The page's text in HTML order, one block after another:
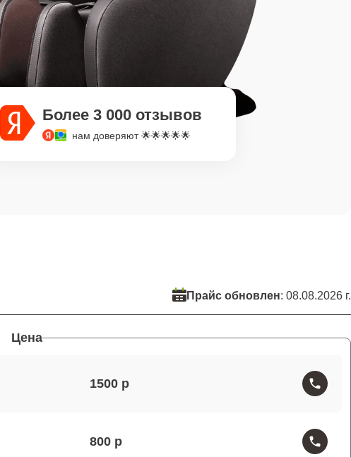
Более 3 000 отзывов
нам доверяют 🌟🌟🌟🌟🌟
Прайс обновлен: 08.08.2026 г.
Цена
1500
800